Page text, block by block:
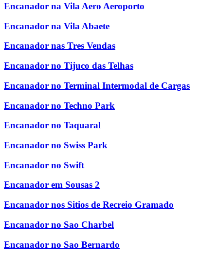
Encanador na Vila Aero Aeroporto
Encanador na Vila Abaete
Encanador nas Tres Vendas
Encanador no Tijuco das Telhas
Encanador no Terminal Intermodal de Cargas
Encanador no Techno Park
Encanador no Taquaral
Encanador no Swiss Park
Encanador no Swift
Encanador em Sousas 2
Encanador nos Sitios de Recreio Gramado
Encanador no Sao Charbel
Encanador no Sao Bernardo